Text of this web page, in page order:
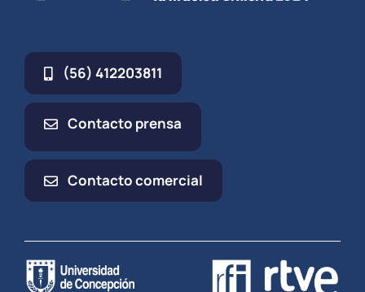
(56) 412203811
Contacto prensa
Contacto comercial